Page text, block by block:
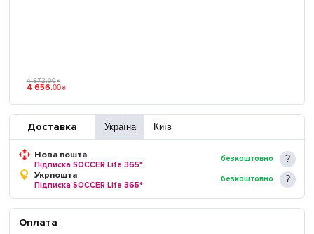
4 872.00 ₴
4 656 00 ₴
Доставка Україна Київ
Нова пошта
Підписка SOCCER Life 365*
безкоштовно
Укрпошта
Підписка SOCCER Life 365*
безкоштовно
Оплата